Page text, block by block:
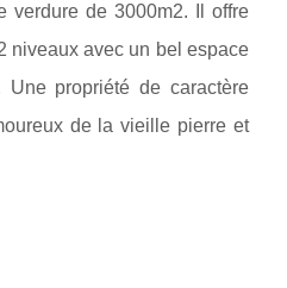
verdure de 3000m2. Il offre
niveaux avec un bel espace
propriété de caractère
de la vieille pierre et